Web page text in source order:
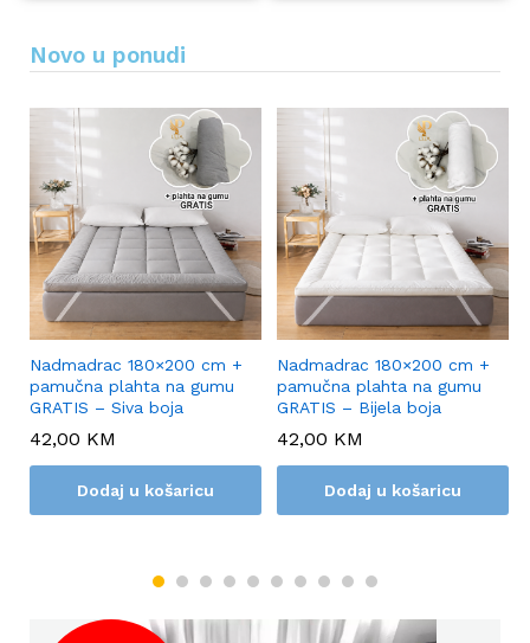
Novo u ponudi
Nadmadrac 180×200 cm +
pamučna plahta na gumu
GRATIS – Siva boja
42,00 KM
Dodaj u košaricu
Nadmadrac 180×200 cm +
pamučna plahta na gumu
GRATIS – Bijela boja
42,00 KM
Dodaj u košaricu